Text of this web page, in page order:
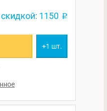
1150 p
+1 шт.